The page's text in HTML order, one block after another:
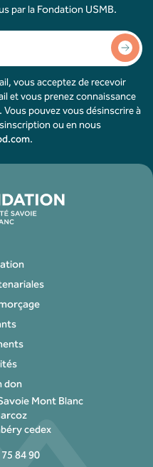
par la Fondation USMB.
vous acceptez de recevoir
et vous prenez connaissance
. Vous pouvez vous désinscrire à
ou en nous
.
don
Mont Blanc
cedex
84 90